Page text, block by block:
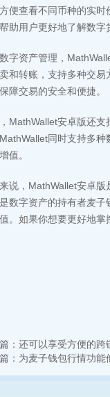
便查看不同币种的实
助用户更好地了解数字
字资产管理，
和转账，支持多种交
障交易的安全和便捷。
MathWallet安卓版还
同时支持多
值。
说，MathWallet安卓
数字资产的持有者麦
。如果你想要更好地掌
： 还可以享受方便的跨
： 为麦子钱包行情功能